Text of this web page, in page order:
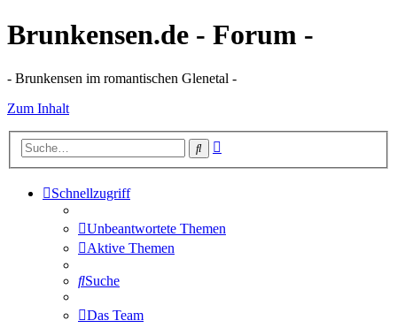
Brunkensen.de - Forum -
- Brunkensen im romantischen Glenetal -
Zum Inhalt
Suche
Schnellzugriff
Unbeantwortete Themen
Aktive Themen
Suche
Das Team